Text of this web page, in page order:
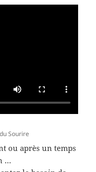
Sourire
ou après un temps
…